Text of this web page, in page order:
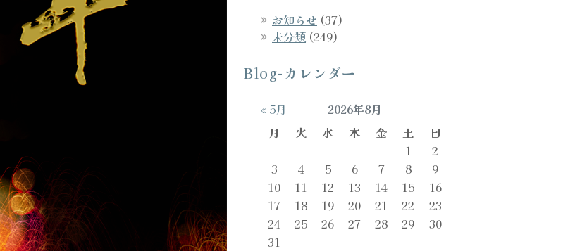
お知らせ (37)
未分類 (249)
Blog-カレンダー
2026年8月
月
火 水 木 金 土
日
1
2
3
4 5 6 7 8
9
10
11 12 13 14 15
16
17
18 19 20 21 22
23
24
25 26 27 28 29
30
31
« 5月